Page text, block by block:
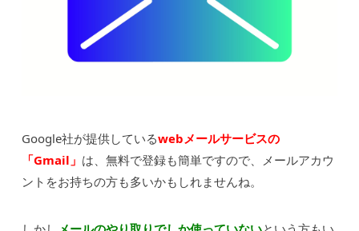
Google社が提供しているwebメールサービスの
「Gmail」 は、無料で登録も簡単ですので、メールアカウ
ントをお持ちの方も多いかもしれませんね。